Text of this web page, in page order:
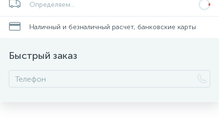
Определяем...
Наличный и безналичный расчет, банковские карты
Быстрый заказ